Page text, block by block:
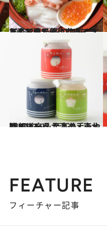
2023.2.8
どんどん元気になってきた南三陸で 冬旬海鮮、エスニック、そしてワイン
旅＆お出かけ
2022.12.27
47都道府県 至高の手みやげリスト ～北海道・東北篇 2023～
グルメ
FEATURE
フィーチャー記事